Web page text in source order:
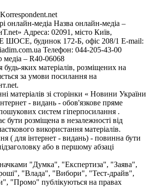
онлайн-медіа Назва онлайн-медіа –
Адреса: 02091, місто Київ,
будинок 172-Б, офіс 208/1 E-mail:
Телефон: 044-205-43-00
медіа – R40-06068
яких матеріалів, розміщених на
за умови посилання на
матеріалів зі сторінки « Новини України
- видань - обов'язкове пряме
систем гіперпосилання .
бути розміщена в незалежності від
використання матеріалів.
( для інтернет - видань) - повинна бути
або в першому абзаці
"Думка", "Експертиза", "Заява",
"Влада", "Вибори", "Тест-драйв",
"Промо" публікуються на правах